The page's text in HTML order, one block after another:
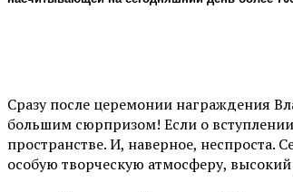
Сразу после церемонии награждения
большим сюрпризом! Если о
пространстве. И, наверное,
особую творческую атмосферу,